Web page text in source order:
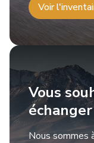
Voir
Vous
Nous sommes